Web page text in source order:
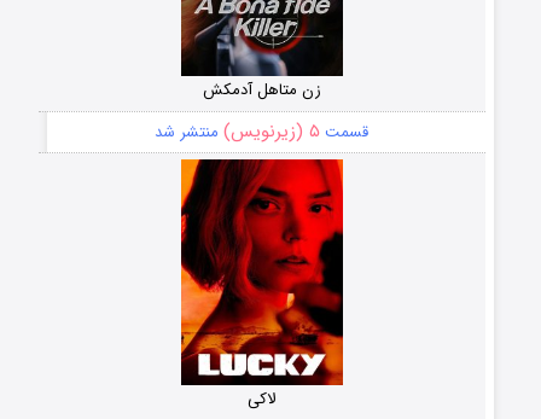
زن متاهل آدمکش
قسمت ۵ (زیرنویس) منتشر شد
لاکی